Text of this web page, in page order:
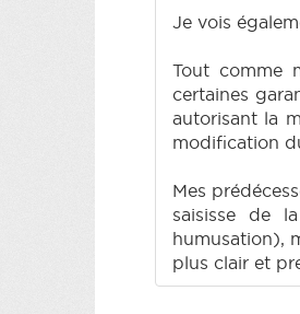
Je vois
Tout comme
certaines
autorisant la
modification
Mes
saisisse de
humusation),
plus clair et